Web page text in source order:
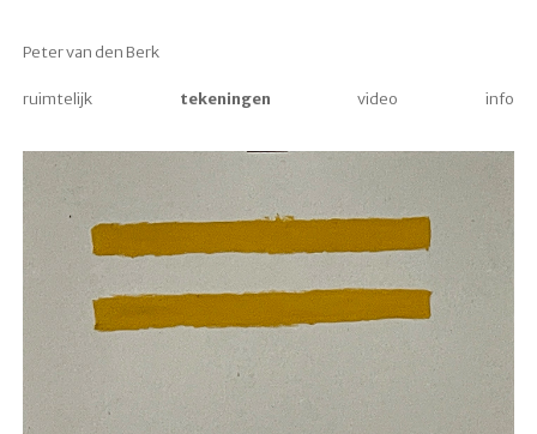
Peter van den Berk
ruimtelijk tekeningen video info